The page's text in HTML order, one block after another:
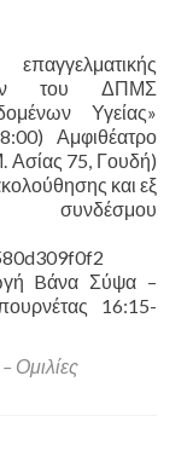
του ΔΠΜΣ
Υγείας»
Αμφιθέατρο
Ασίας 75, Γουδή)
και εξ
Bάνα Σύψα –
16:15-
Ομιλίες